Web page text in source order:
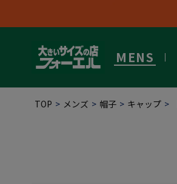
MENS
TOP メンズ 帽子 キャップ